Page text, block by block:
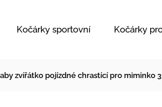
Kočárky sportovní Kočárky
zvířátko pojízdné chrastící pro miminko